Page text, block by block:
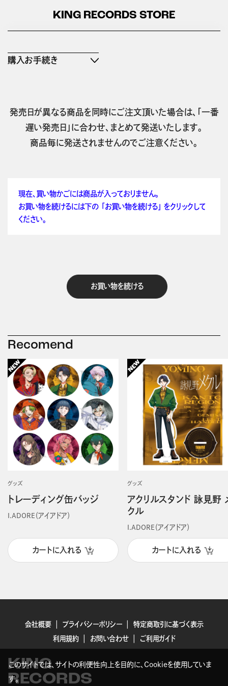
KING RECORDS STORE
購入お手続き
発売日が異なる商品を同時にご注文頂いた場合は、「一番
遅い発売日」に合わせ、まとめて発送いたします。
商品毎に発送されませんのでご注意ください。
現在、買い物かごには商品が入っておりません。
お買い物を続けるには下の 「お買い物を続ける」 をクリックして
ください。
お買い物を続ける
Recomend
グッズ
トレーディング缶バッジ
I.ADORE（アイアドア）
カートに入れる
グッズ
アクリルスタンド 詠見野
クル
I.ADORE（アイアドア）
カートに入れる
会社概要 プライバシーポリシー
特定商取引に基づく表示
利用規約
お問い合わせ ご利用ガイド
KING
RECORDS
このサイトでは、サイトの利便性向上を目的に、Cookieを使用していま
す。